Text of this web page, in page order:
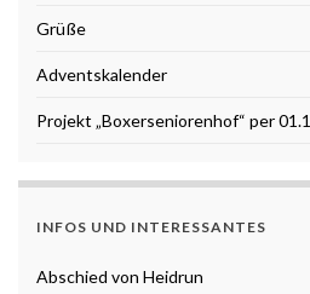
Grüße
Adventskalender
Projekt „Boxerseniorenhof“ per
INFOS UND INTERESSANTES
Abschied von Heidrun